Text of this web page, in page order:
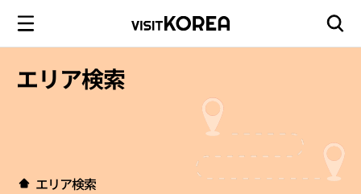
エリア検索
エリア検索